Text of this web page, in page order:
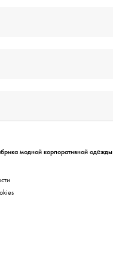
модной корпоративной одежды